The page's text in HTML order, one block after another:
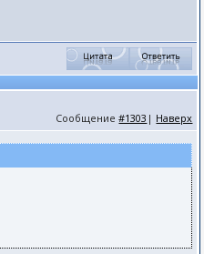
Сообщение#1303 | Наверх